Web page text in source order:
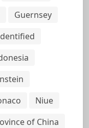
Guernsey
Niue
of China